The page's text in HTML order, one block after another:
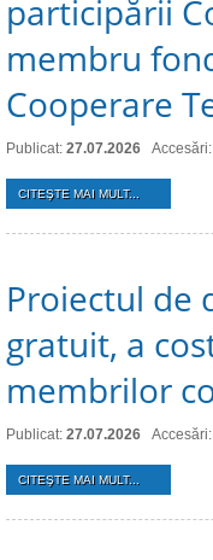
participării
membru
Cooperare
Publicat: 27.07.2026
CITEŞTE MAI MULT...
Proiectul de
gratuit, a
membrilor
Publicat: 27.07.2026
CITEŞTE MAI MULT...